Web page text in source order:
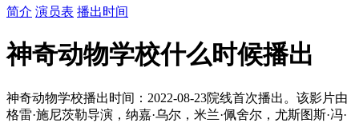
简介 演员表 播出时间
神奇动物学校什么时候播出
神奇动物学校播出时间：2022-08-23院线首次播出。该影片由
格雷·施尼茨勒导演，纳嘉·乌尔，米兰·佩舍尔，尤斯图斯·冯·